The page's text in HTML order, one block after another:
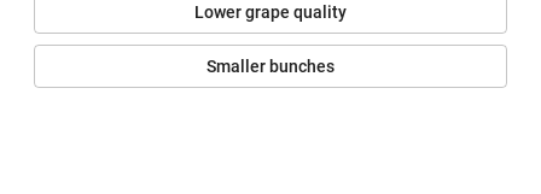
Lower grape quality
Smaller bunches